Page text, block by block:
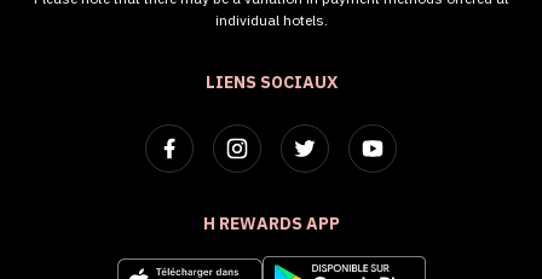
LIENS SOCIAUX
H REWARDS APP
individual hotels.